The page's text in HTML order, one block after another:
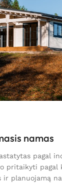
namas
pagal
pritaikyti pagal
ir planuojamą